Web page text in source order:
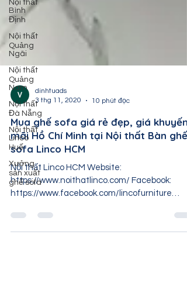
Nội thất
Bình
Định
Nội thất
Quảng
Ngãi
Nội thất
Quảng
Nam
Nội thất
Đà Nẵng
Nội thất
Linco
Huế
Xưởng
sản xuất
ghế sofa
3 thg 11, 2020
10 phút đọc
Mua ghế sofa giá rẻ đẹp, giá khuyến
mãi Hồ Chí Minh tại Nội thất Bàn ghế
sofa Linco HCM
Nội thất Linco HCM Website:
https://www.noithatlinco.com/ Facebook:
https://www.facebook.com/lincofurniture